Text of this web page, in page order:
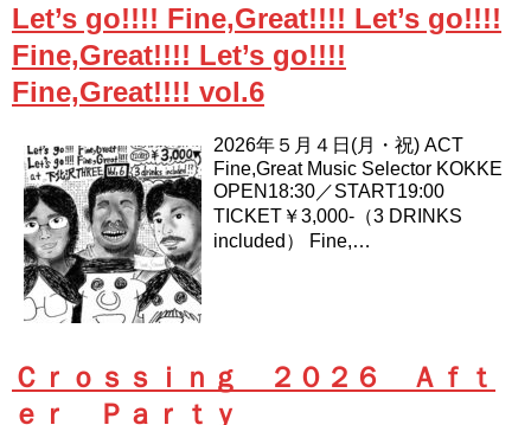
Let’s go!!!! Fine,Great!!!! Let’s go!!!!
Fine,Great!!!! Let’s go!!!!
Fine,Great!!!! vol.6
2026年５月４日(月・祝) ACT
Fine,Great Music Selector KOKKE
OPEN18:30／START19:00
TICKET￥3,000-（3 DRINKS
included） Fine,…
Ｃｒｏｓｓｉｎｇ ２０２６ Ａｆｔ
ｅｒ Ｐａｒｔｙ